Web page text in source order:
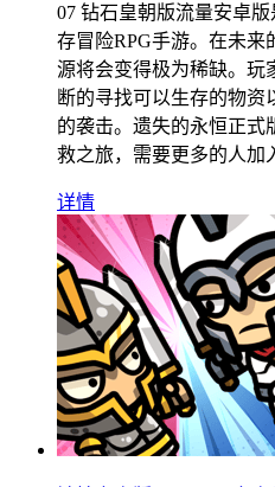
07 钻石皇朝版流量安卓
存冒险RPG手游。在未来
源将会变得极为稀缺。玩
断的寻找可以生存的物资
的袭击。遗失的永恒正式
救之旅，需要更多的人加
详情